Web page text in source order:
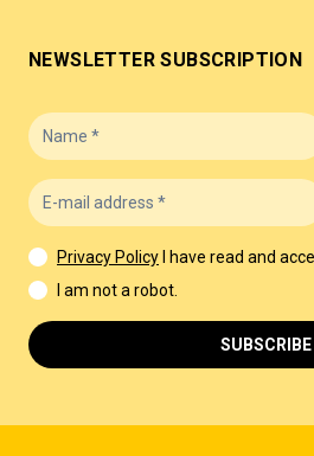
NEWSLETTER SUBSCRIPTION
Privacy Policy
I have read and
I am not a robot.
SUBSCRIBE